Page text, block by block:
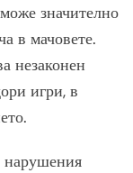
значително
в мачовете.
незаконен
игри, в
нарушения